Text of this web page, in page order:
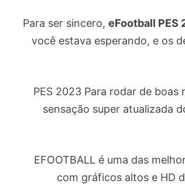
Para ser sincero, eFootball PES
você estava esperando, e os
PES 2023 Para rodar de boas
sensação super atualizada
EFOOTBALL é uma das
com gráficos altos e HD